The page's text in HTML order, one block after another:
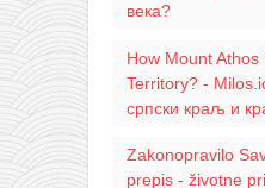
века?
How Mount
Territory? -
српски краљ и
Zakonopravilo
prepis - životne